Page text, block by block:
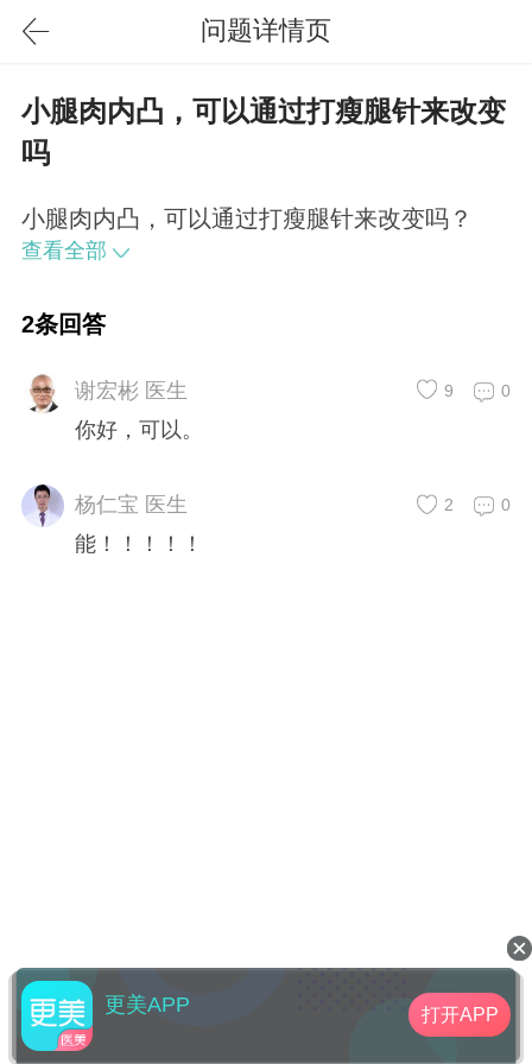
问题详情页
小腿肉内凸，可以通过打瘦腿针来改变
吗
小腿肉内凸，可以通过打瘦腿针来改变吗？
查看全部
2条回答
谢宏彬 医生 0
9
你好，可以。
杨仁宝 医生 0
2
能！！！！！
更美APP 打开APP